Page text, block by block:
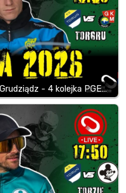
- 4 kolejka PGE…